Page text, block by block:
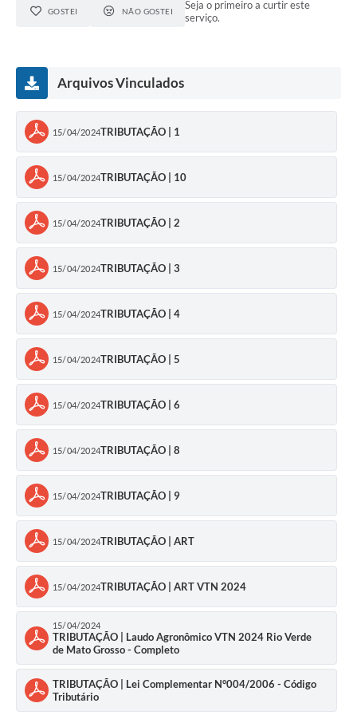
Enquete
Jornal
Agenda
SIC
Diário Oficial
GOSTEI NÃO GOSTEI
Seja o primeiro a curtir este
serviço.
Arquivos Vinculados
15/04/2024TRIBUTAÇÃO | 1
15/04/2024TRIBUTAÇÃO | 10
15/04/2024TRIBUTAÇÃO | 2
15/04/2024TRIBUTAÇÃO | 3
15/04/2024TRIBUTAÇÃO | 4
15/04/2024TRIBUTAÇÃO | 5
15/04/2024TRIBUTAÇÃO | 6
15/04/2024TRIBUTAÇÃO | 8
15/04/2024TRIBUTAÇÃO | 9
15/04/2024TRIBUTAÇÃO | ART
15/04/2024TRIBUTAÇÃO | ART VTN 2024
15/04/2024
TRIBUTAÇÃO | Laudo Agronômico VTN 2024 Rio Verde
de Mato Grosso - Completo
TRIBUTAÇÃO | Lei Complementar N°004/2006 - Código
Tributário